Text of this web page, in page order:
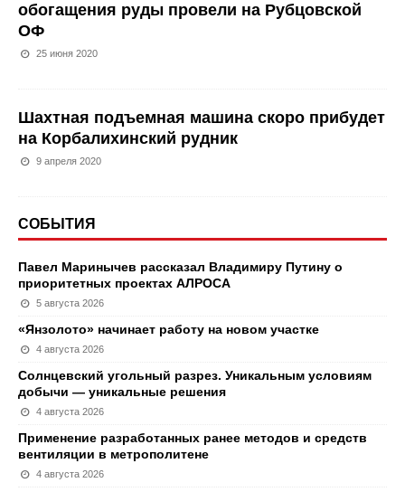
обогащения руды провели на Рубцовской
ОФ
25 июня 2020
Шахтная подъемная машина скоро прибудет
на Корбалихинский рудник
9 апреля 2020
СОБЫТИЯ
Павел Маринычев рассказал Владимиру Путину о
приоритетных проектах АЛРОСА
5 августа 2026
«Янзолото» начинает работу на новом участке
4 августа 2026
Солнцевский угольный разрез. Уникальным условиям
добычи — уникальные решения
4 августа 2026
Применение разработанных ранее методов и средств
вентиляции в метрополитене
4 августа 2026